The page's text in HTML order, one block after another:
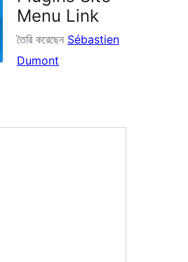
Menu Link
তৈরি করেছেন Sébastien
Dumont